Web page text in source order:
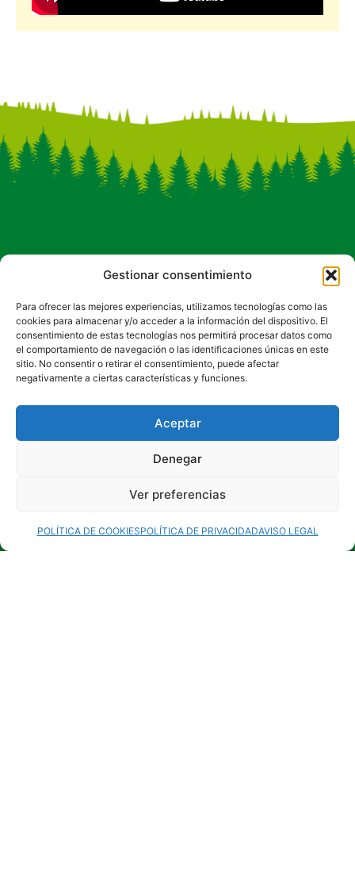
Gestionar consentimiento
Para ofrecer las mejores experiencias, utilizamos tecnologías como las
cookies para almacenar y/o acceder a la información del dispositivo. El
consentimiento de estas tecnologías nos permitirá procesar datos como
el comportamiento de navegación o las identificaciones únicas en este
sitio. No consentir o retirar el consentimiento, puede afectar
negativamente a ciertas características y funciones.
Aceptar
Denegar
Ver preferencias
POLÍTICA DE COOKIESPOLÍTICA DE PRIVACIDADAVISO LEGAL
Conócenos
¿Qué es ADR?
Programación
PSTD
transparencia
Ayudas
Leader
Programación
Tierra de
oportunidades
949 83 24 53949 83 23 05